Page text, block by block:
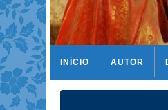
INÍCIO AUTOR